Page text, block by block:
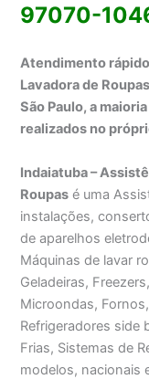
97070-
Atendimento
Lavadora de
São Paulo, a
realizados no
Indaiatuba –
Roupas é uma
instalações,
de aparelhos
Máquinas de lavar
Geladeiras,
Microondas,
Refrigeradores side
Frias, Sistemas de
modelos, nacionais